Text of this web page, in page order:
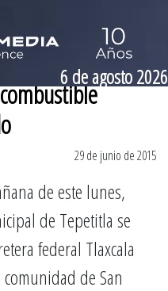
6 de agosto 2026
29 de junio de 2015
de este lunes,
de Tepetitla se
federal Tlaxcala
de San